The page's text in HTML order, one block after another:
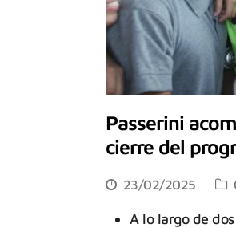
Passerini
cierre del
23/02/2025
A lo largo de